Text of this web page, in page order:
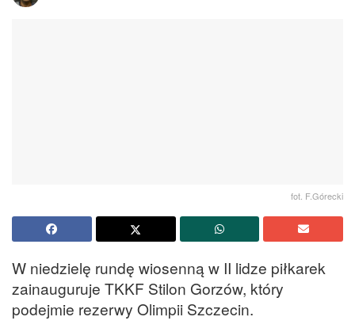
fot. F.Górecki
W niedzielę rundę wiosenną w II lidze piłkarek
zainauguruje TKKF Stilon Gorzów, który
podejmie rezerwy Olimpii Szczecin.